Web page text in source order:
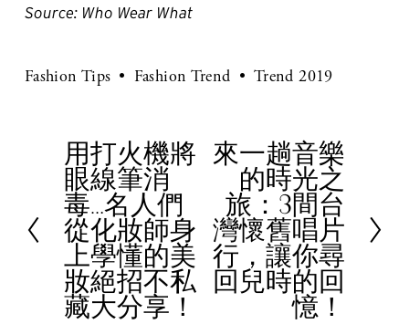
Source: Who Wear What
Fashion Tips Fashion Trend Trend 2019
P
r
e
v
o
u
用打火機將
眼線筆消
毒…名人們
從化妝師身
上學懂的美
妝絕招不私
藏大分享！
N來一趟音樂
的時光之
旅：3間台
灣懷舊唱片
行，讓你尋
回兒時的回
憶！